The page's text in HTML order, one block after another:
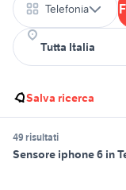
Telefonia
Salva ricerca
49 risultati
Sensore iphone 6 in